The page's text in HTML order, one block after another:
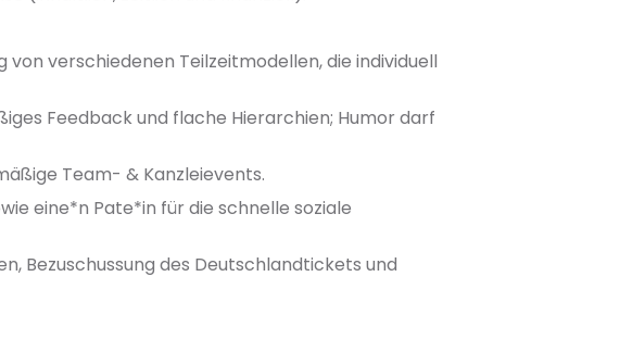
verschiedenen Teilzeitmodellen, die individuell
Feedback und flache Hierarchien; Humor darf
Team- & Kanzleievents.
eine*n Pate*in für die schnelle soziale
Bezuschussung des Deutschlandtickets und